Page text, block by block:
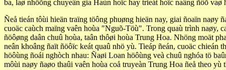
ba, laø nhöõng chuyeân gia Haùn hoïc hay trieát hoïc naâng ñôõ vaø
Ñeå tieán tôùi hieän traïng töông phuøng hieän nay, giai ñoaïn naøy
cuoäc caùch maïng vaên hoùa "Nguõ-Töù". Trong quaù trình naøy,
ñöôøng daân chuû hoùa, taân thôøi hoùa Trung Hoa. Nhöng moät
neân khoâng ñaït ñöôïc keát quaû nhö yù. Tieáp ñeán, cuoäc
höôùng ñoái nghòch nhau: Ñaøi Loan höôùng veà chuû nghóa tö
môùi naøy ñaøo thaûi vaên hoùa coå truyeàn Trung Hoa ñeå theo